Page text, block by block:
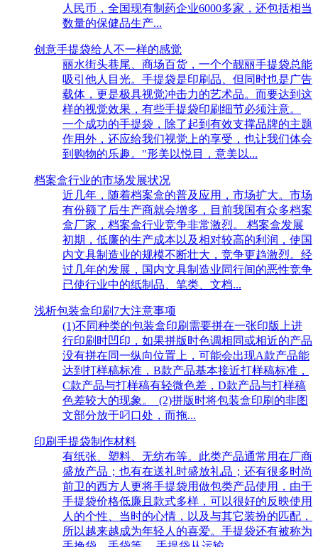
人民币，全国现有制药企业6000多家，还包括相当
数量的保健品生产...
创意手提袋给人不一样的感觉
丽水街头巷尾、商场百货，一个个靓丽手提袋总能
吸引他人目光。手提袋是印刷品、但同时也是广告
载体，更是极具视觉冲击力的艺术品。而要达到这
样的视觉效果，有些手提袋印刷细节必须注意。
一个成功的手提袋，除了起到有效支撑品牌的主题
作用外，还应给我们视觉上的享受，也让我们体会
到购物的乐趣。"形美以悦目，意美以...
档案盒行业的市场发展状况
近几年，随着档案盒的普及应用，市场扩大。市场
有份额了后生产商就会增多，目前我国有众多档案
盒厂家，档案盒行业竞争非常激烈。 档案盒发展
初期，低廉的生产成本以及相对较高的利润，使国
内文具制造业的规模不断壮大，竞争更趋激烈。经
过几年的发展，国内文具制造业同行间的恶性竞争
已使行业中的纸制品、笔类、文档...
浅析包装盒印刷7大注意事项
(1)不同种类的包装盒印刷需要拼在一张印版上进
行印刷时凹印，如果拼版时色调相同或相近的产品
没有拼在同一纵向位置上，可能会出现A款产品能
达到打样稿标准，B款产品基本接近打样稿标准，
C款产品与打样稿有轻微色差，D款产品与打样稿
色差较大的现象。 (2)拼版时将包装盒印刷的非图
文部分放于叼口处，而拖...
印刷手提袋制作材料
有纸张、塑料、无纺布等。此类产品通常用在厂商
盛放产品；也有在送礼时盛放礼品；还有很多时尚
前卫的西方人更将手提袋用做包类产品使用，由于
手提袋价格低廉且款式多样，可以很好的反映使用
人的个性、当时的心情，以及与其它装扮的匹配，
所以越来越成为年轻人的喜爱。手提袋还有被称为